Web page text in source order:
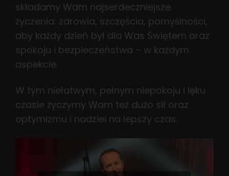
składamy Wam najserdeczniejsze
życzenia: zdrowia, szczęścia, pomyślności,
aby każdy dzień był dla Was Świętem oraz
spokoju i bezpieczeństwa – w każdym
aspekcie.
W tym niełatwym, pełnym niepokoju i lęku
czasie życzymy Wam też dużo sił oraz
optymizmu i nadziei na lepszy czas.